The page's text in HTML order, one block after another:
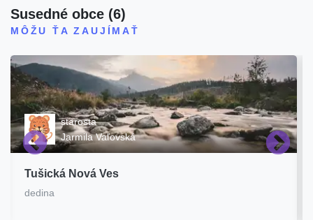
Susedné obce (6)
MÔŽU ŤA ZAUJÍMAŤ
starosta
Jarmila Vaľovská
Tušická Nová Ves
dedina